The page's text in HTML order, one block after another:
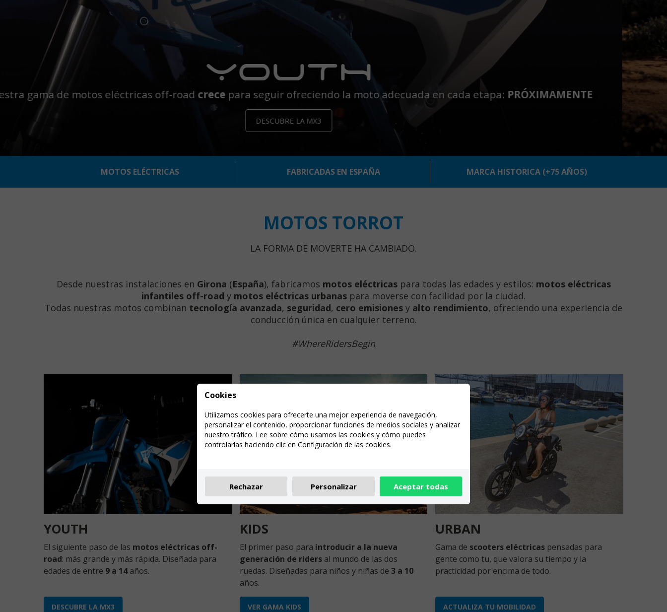
NUEVA MOTOCROSS TORROT
MODELO 2026
CONOCE EL NUEVO LOOK
MOTOS ELÉCTRICAS FABRICADAS EN ESPAÑA MARCA HISTORICA (+75 AÑOS)
MOTOS TORROT
LA FORMA DE MOVERTE HA CAMBIADO.
Desde nuestras instalaciones en Girona (España), fabricamos motos eléctricaspara todas las edades y estilos: motos eléctricas
infantiles off-road y motos eléctricas urbanas para moverse con facilidad por la ciudad.
Todas nuestras motos combinan tecnología avanzada, seguridad, cero emisiones y alto rendimiento, ofreciendo una experiencia de
conducción única en cualquier terreno.
#WhereRidersBegin
YOUTH
El siguiente paso de las motos eléctricas off-
road: más grande y más rápida. Diseñada para
edades de entre 9 a 14años.
DESCUBRE LA MX3
KIDS
El primer paso para introducir a la nueva
generación de ridersal mundo de las dos
ruedas. Diseñadas para niños y niñas de 3 a 10
años.
VER GAMA KIDS
URBAN
Gama de scooters eléctricas pensadas para
gente como tu, que valora su tiempo y la
practicidad por encima de todo.
ACTUALIZA TU MOBILIDAD
Cookies
Utilizamos cookies para ofrecerte una mejor experiencia de navegación,
personalizar el contenido, proporcionar funciones de medios sociales y analizar
nuestro tráfico. Lee sobre cómo usamos las cookies y cómo puedes
controlarlas haciendo clic en Configuración de las cookies.
Rechazar Personalizar Aceptar todas